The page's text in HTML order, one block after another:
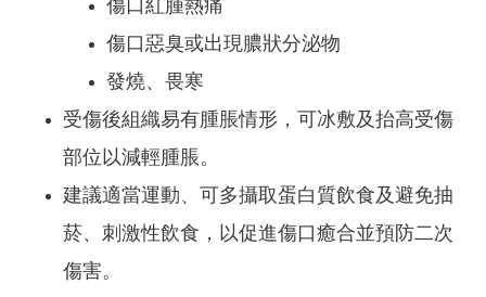
傷口紅腫熱痛
傷口惡臭或出現膿狀分泌物
發燒、畏寒
受傷後組織易有腫脹情形，可冰敷及抬高受傷
部位以減輕腫脹。
建議適當運動、可多攝取蛋白質飲食及避免抽
菸、刺激性飲食，以促進傷口癒合並預防二次
傷害。